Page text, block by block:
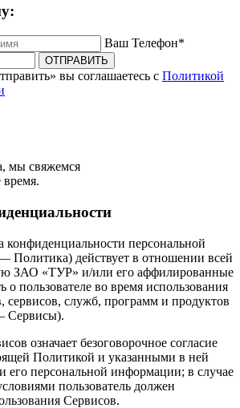
Ваш Телефон*
ОТПРАВИТЬ
вы соглашаетесь с Политикой
мы свяжемся
персональной
Политика) действует в отношении всей
ЗАО «ТУР» и/или его аффилированные
о пользователе во время использования
сервисов, служб, программ и продуктов
Сервисы).
означает безоговорочное согласие
Политикой и указанными в ней
его персональной информации; в случае
пользователь должен
Сервисов.